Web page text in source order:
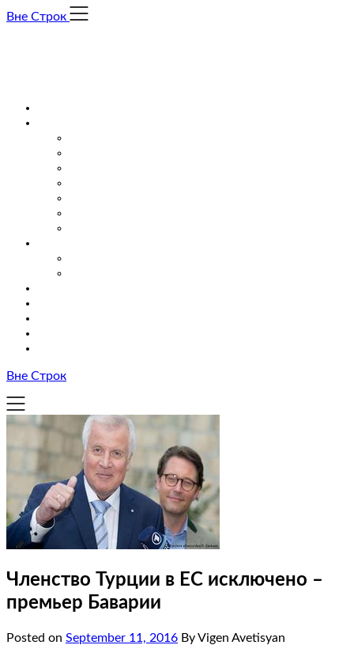
Skip
Вне Строк
Вне Строк
Членство Турции в ЕС исключено –
премьер Баварии
Posted on September 11, 2016 By Vigen Avetisyan